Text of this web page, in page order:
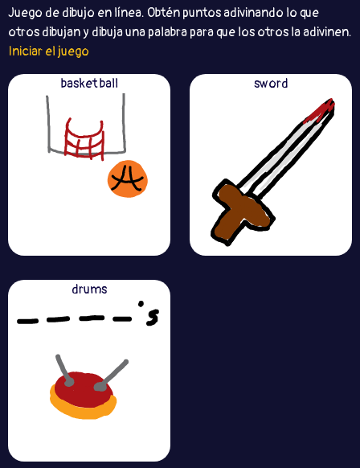
Juego de dibujo en línea. Obtén puntos adivinando lo que
otros dibujan y dibuja una palabra para que los otros la adivinen.
Iniciar el juego
basket ball
sword
drums